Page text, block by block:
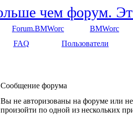
Forum.BMWorc
BMWorc
FAQ Пользователи
Сообщение форума
Вы не авторизованы на форуме или
произойти по одной из нескольких